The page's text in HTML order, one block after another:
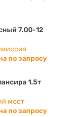
7.00-12
по запросу
1.5т
мост
по запросу